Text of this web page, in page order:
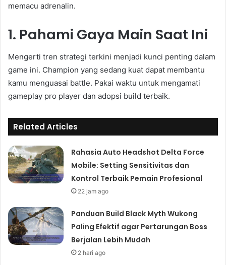
memacu adrenalin.
1. Pahami Gaya Main Saat Ini
Mengerti tren strategi terkini menjadi kunci penting dalam
game ini. Champion yang sedang kuat dapat membantu
kamu menguasai battle. Pakai waktu untuk mengamati
gameplay pro player dan adopsi build terbaik.
Related Articles
Rahasia Auto Headshot Delta Force
Mobile: Setting Sensitivitas dan
Kontrol Terbaik Pemain Profesional
22 jam ago
Panduan Build Black Myth Wukong
Paling Efektif agar Pertarungan Boss
Berjalan Lebih Mudah
2 hari ago